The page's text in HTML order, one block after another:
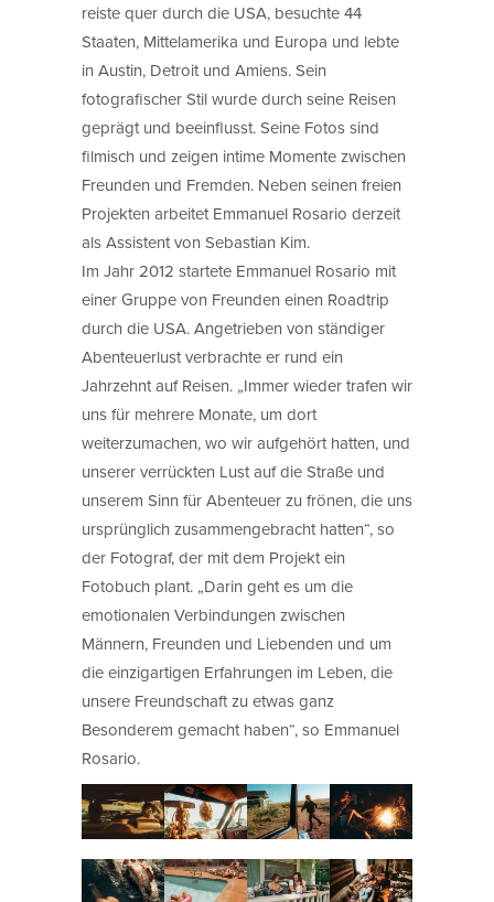
reiste quer durch die USA, besuchte 44
Staaten, Mittelamerika und Europa und lebte
in Austin, Detroit und Amiens. Sein
fotografischer Stil wurde durch seine Reisen
geprägt und beeinflusst. Seine Fotos sind
filmisch und zeigen intime Momente zwischen
Freunden und Fremden. Neben seinen freien
Projekten arbeitet Emmanuel Rosario derzeit
als Assistent von Sebastian Kim.
Im Jahr 2012 startete Emmanuel Rosario mit
einer Gruppe von Freunden einen Roadtrip
durch die USA. Angetrieben von ständiger
Abenteuerlust verbrachte er rund ein
Jahrzehnt auf Reisen. „Immer wieder trafen wir
uns für mehrere Monate, um dort
weiterzumachen, wo wir aufgehört hatten, und
unserer verrückten Lust auf die Straße und
unserem Sinn für Abenteuer zu frönen, die uns
ursprünglich zusammengebracht hatten“, so
der Fotograf, der mit dem Projekt ein
Fotobuch plant. „Darin geht es um die
emotionalen Verbindungen zwischen
Männern, Freunden und Liebenden und um
die einzigartigen Erfahrungen im Leben, die
unsere Freundschaft zu etwas ganz
Besonderem gemacht haben“, so Emmanuel
Rosario.